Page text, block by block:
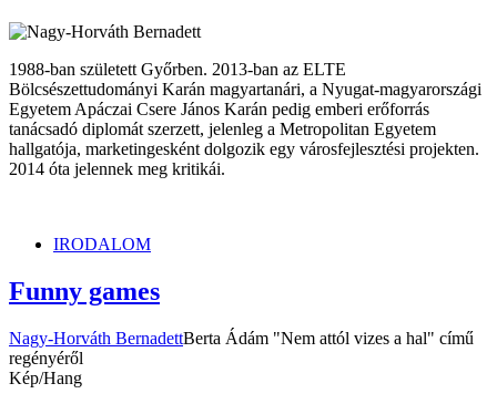
1988-ban született Győrben. 2013-ban az ELTE
Bölcsészettudományi Karán magyartanári, a Nyugat-magyarországi
Egyetem Apáczai Csere János Karán pedig emberi erőforrás
tanácsadó diplomát szerzett, jelenleg a Metropolitan Egyetem
hallgatója, marketingesként dolgozik egy városfejlesztési projekten.
2014 óta jelennek meg kritikái.
IRODALOM
Funny games
Nagy-Horváth BernadettBerta Ádám "Nem attól vizes a hal" című
regényéről
Kép/Hang